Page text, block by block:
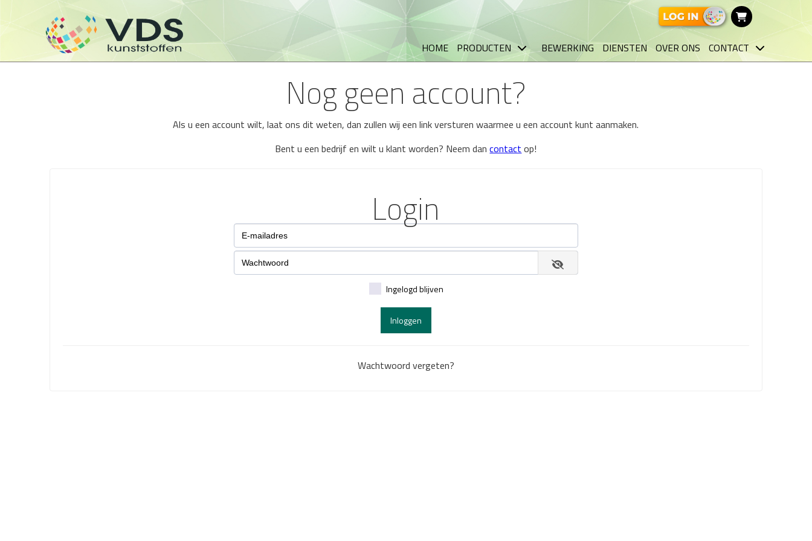
HOME PRODUCTEN BEWERKING DIENSTEN OVER ONS CONTACT
Nog geen account?
Als u een account wilt, laat ons dit weten, dan zullen wij een link versturen waarmee u een account kunt aanmaken.
Bent u een bedrijf en wilt u klant worden? Neem dancontact op!
Login
Ingelogd blijven
Inloggen
Wachtwoord vergeten?